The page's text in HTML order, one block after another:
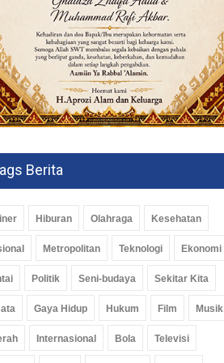
APBD, Proyeksi
Berita
Hiburan Olahraga Kesehatan
Metropolitan Teknologi Ekonomi
Politik Seni-budaya Sekitar Kita
Gaya Hidup Hukum Film Musik
Internasional Bola Televisi